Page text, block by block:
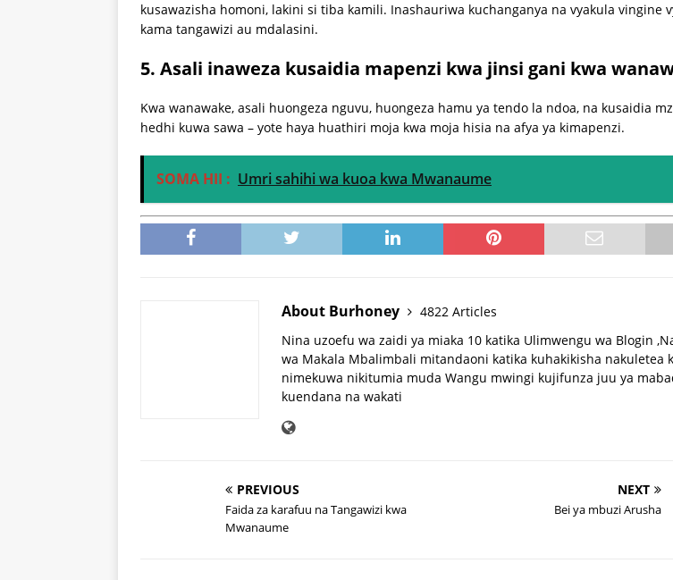
kusawazisha homoni, lakini si tiba kamili. Inashauriwa kuchanganya na vyakula vingine
kama tangawizi au mdalasini.
5. Asali inaweza kusaidia mapenzi kwa jinsi gani kwa
Kwa wanawake, asali huongeza nguvu, huongeza hamu ya tendo la ndoa, na kusaidia
hedhi kuwa sawa – yote haya huathiri moja kwa moja hisia na afya ya kimapenzi.
SOMA HII : Umri sahihi wa kuoa kwa Mwanaume
About Burhoney
4822 Articles
Nina uzoefu wa zaidi ya miaka 10 katika Ulimwengu wa Blogin
wa Makala Mbalimbali mitandaoni katika kuhakikisha nakuletea
nimekuwa nikitumia muda Wangu mwingi kujifunza juu ya
kuendana na wakati
PREVIOUS
Faida za karafuu na Tangawizi kwa
Mwanaume
NEXT
Bei ya mbuzi Arusha